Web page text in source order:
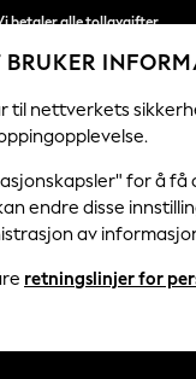
kun 65kr på 5-7 virkedager*
og sikre betalinger med
MENN
til nettverkets
for å få
endre disse
av
retningslinjer for